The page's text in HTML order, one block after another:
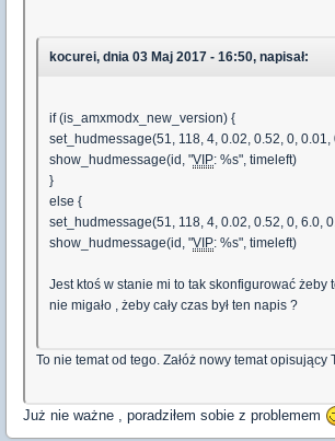
kocurei, dnia 03 Maj 2017 - 16:50, napisał:
if (is_amxmodx_new_version) {
set_hudmessage(51, 118, 4, 0.02, 0.52, 0, 0.01,
show_hudmessage(id, "VIP: %s", timeleft)
}
else {
set_hudmessage(51, 118, 4, 0.02, 0.52, 0, 6.0,
show_hudmessage(id, "VIP: %s", timeleft)
Jest ktoś w stanie mi to tak skonfigurować żeby
nie migało , żeby cały czas był ten napis ?
To nie temat od tego. Załóż nowy temat opisujący
Już nie ważne , poradziłem sobie z problemem